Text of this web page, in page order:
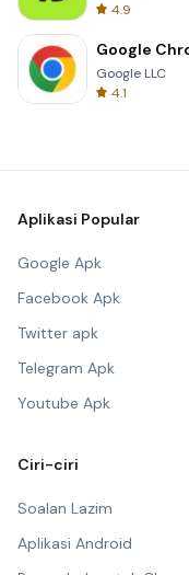
4.9
Google
Google LLC
4.1
Aplikasi Popular
Google Apk
Facebook Apk
Twitter apk
Telegram Apk
Youtube Apk
Ciri-ciri
Soalan Lazim
Aplikasi Android